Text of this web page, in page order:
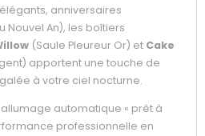
anniversaires
Nouvel An), les boîtiers
(Saule Pleureur Or) et Cake
apportent une touche de
à votre ciel nocturne.
automatique « prêt à
professionnelle en